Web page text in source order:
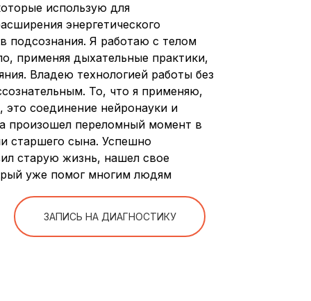
использую для
энергетического
подсознания. Я работаю с телом
применяя дыхательные практики,
Владею технологией работы без
То, что я применяю,
соединение нейронауки и
произошел переломный момент в
старшего сына. Успешно
старую жизнь, нашел свое
уже помог многим людям
ЗАПИСЬ НА ДИАГНОСТИКУ